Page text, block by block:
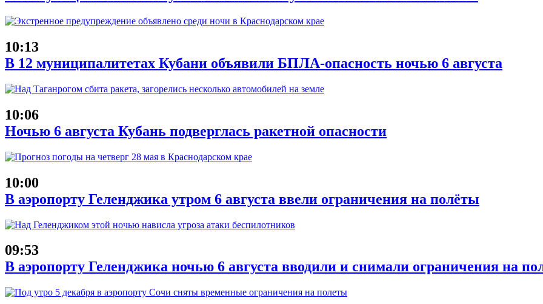
10:13
В 12 муниципалитетах Кубани объявили БПЛА-опасность ночью 6 августа
10:06
Ночью 6 августа Кубань подверглась ракетной опасности
10:00
В аэропорту Геленджика утром 6 августа ввели ограничения на полёты
09:53
В аэропорту Геленджика ночью 6 августа вводили и снимали ограничения на